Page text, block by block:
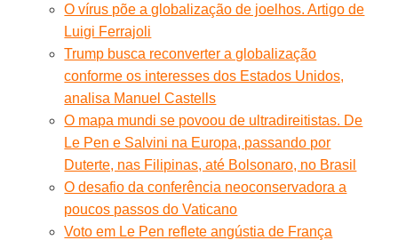
O vírus põe a globalização de joelhos. Artigo de
Luigi Ferrajoli
Trump busca reconverter a globalização
conforme os interesses dos Estados Unidos,
analisa Manuel Castells
O mapa mundi se povoou de ultradireitistas. De
Le Pen e Salvini na Europa, passando por
Duterte, nas Filipinas, até Bolsonaro, no Brasil
O desafio da conferência neoconservadora a
poucos passos do Vaticano
Voto em Le Pen reflete angústia de França